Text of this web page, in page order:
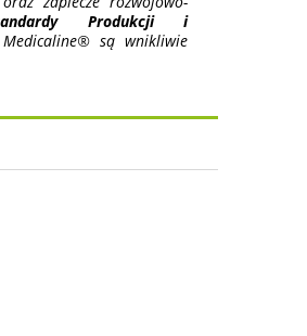
Produkcji i
Medicaline® są wnikliwie